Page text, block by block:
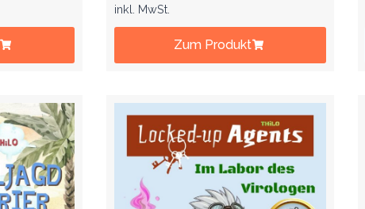
inkl. MwSt.
Zum Produkt